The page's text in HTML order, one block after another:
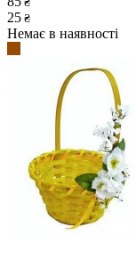
25 ₴
Немає в наявності